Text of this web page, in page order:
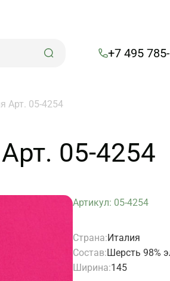
+7 495
Арт. 05-4254
05-4254
Артикул: 05-4254
Страна:Италия
Состав:Шерсть 98%
Ширина:145